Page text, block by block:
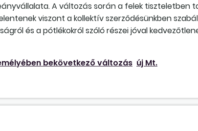
A változás során a felek tiszteletben
viszont a kollektív szerződésünkben
és a pótlékokról szóló részei jóval
bekövetkező változás új Mt.